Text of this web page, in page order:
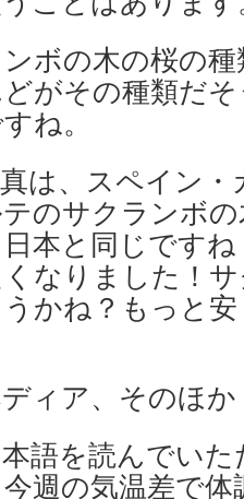
ボの木の桜の
がその種類だ
ね。
は、スペイン
のサクランボ
本と同じです
なりました！
かね？もっと
ィア、そのほか
語を読んでい
週の気温差で